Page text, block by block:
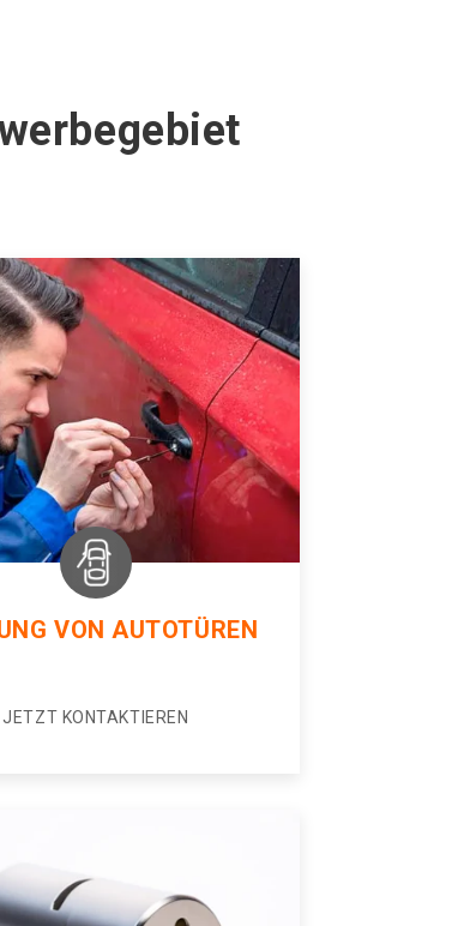
VON AUTOTÜREN
JETZT KONTAKTIEREN